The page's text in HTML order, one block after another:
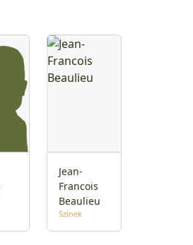
Jean-
Francois
Beaulieu
Színek